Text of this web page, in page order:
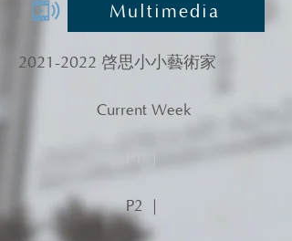
Multimedia
2021-2022 啓思小小藝術家
Current Week
P2 ｜